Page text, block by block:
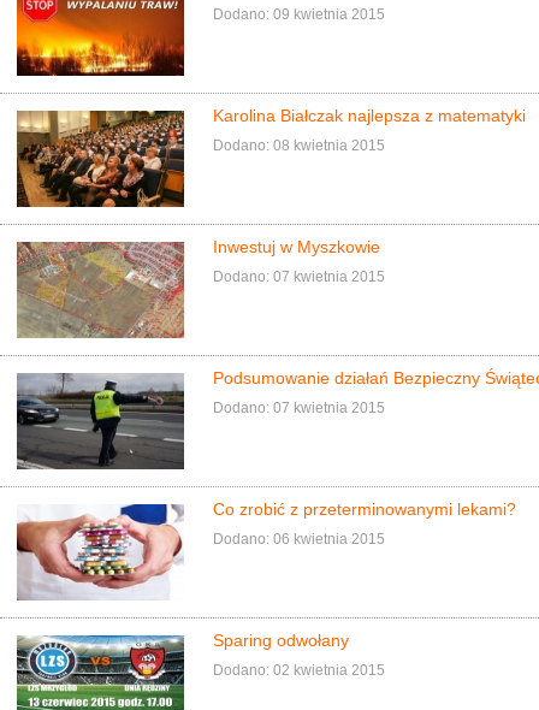
Dodano: 09 kwietnia 2015
Karolina Białczak najlepsza z matematyki
Dodano: 08 kwietnia 2015
Inwestuj w Myszkowie
Dodano: 07 kwietnia 2015
Podsumowanie działań Bezpieczny
Dodano: 07 kwietnia 2015
Co zrobić z przeterminowanymi lekami?
Dodano: 06 kwietnia 2015
Sparing odwołany
Dodano: 02 kwietnia 2015